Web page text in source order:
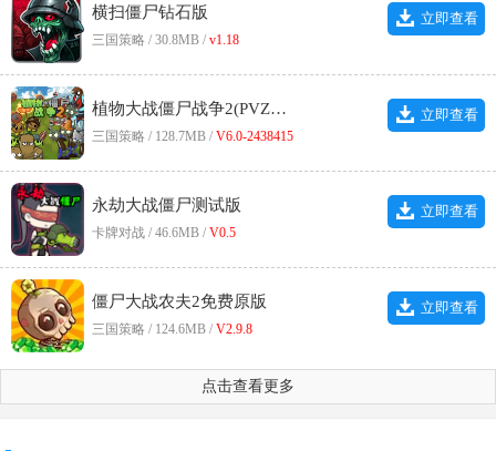
横扫僵尸钻石版
三国策略 / 30.8MB / v1.18
立即查看
植物大战僵尸战争2(PVZ_warfare2)手游免费版
三国策略 / 128.7MB / V6.0-2438415
立即查看
永劫大战僵尸测试版
卡牌对战 / 46.6MB / V0.5
立即查看
僵尸大战农夫2免费原版
三国策略 / 124.6MB / V2.9.8
立即查看
点击查看更多